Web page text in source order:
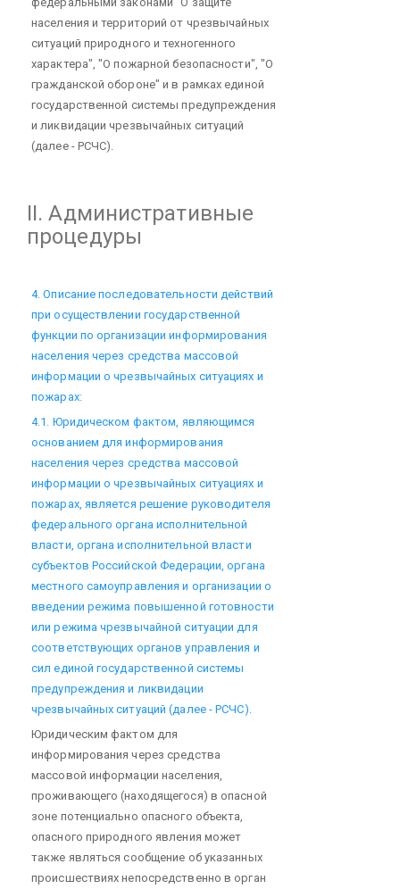
населения и территорий от чрезвычайных
ситуаций природного и техногенного
характера", "О пожарной безопасности", "О
гражданской обороне" и в рамках единой
государственной системы предупреждения
и ликвидации чрезвычайных ситуаций
(далее - РСЧС).
II. Административные
процедуры
4. Описание последовательности действий
при осуществлении государственной
функции по организации информирования
населения через средства массовой
информации о чрезвычайных ситуациях и
пожарах:
4.1. Юридическом фактом, являющимся
основанием для информирования
населения через средства массовой
информации о чрезвычайных ситуациях и
пожарах, является решение руководителя
федерального органа исполнительной
власти, органа исполнительной власти
субъектов Российской Федерации, органа
местного самоуправления и организации о
введении режима повышенной готовности
или режима чрезвычайной ситуации для
соответствующих органов управления и
сил единой государственной системы
предупреждения и ликвидации
чрезвычайных ситуаций (далее - РСЧС).
Юридическим фактом для
информирования через средства
массовой информации населения,
проживающего (находящегося) в опасной
зоне потенциально опасного объекта,
опасного природного явления может
также являться сообщение об указанных
происшествиях непосредственно в орган